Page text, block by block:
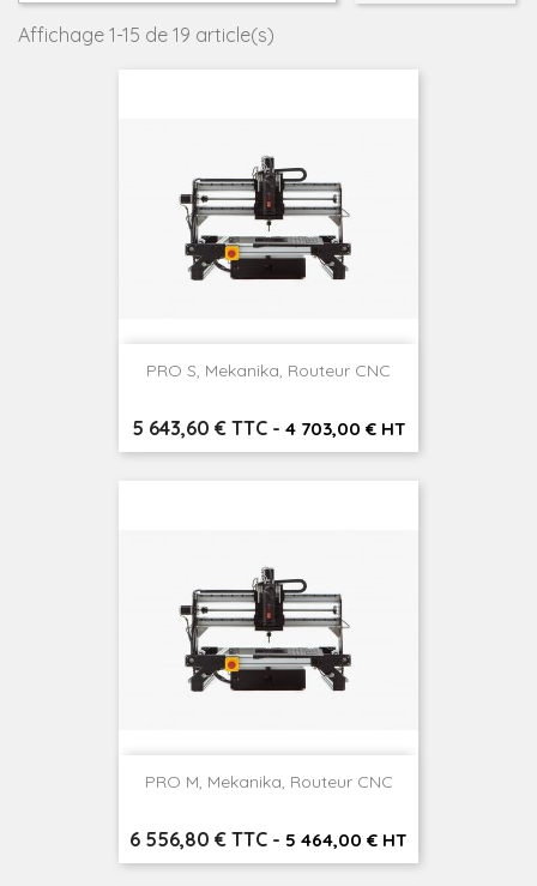
Affichage 1-15 de 19 article(s)
PRO S, Mekanika, Routeur CNC
Prix
5 643,60 € TTC - 4 703,00 € HT
PRO M, Mekanika, Routeur CNC
Prix
6 556,80 € TTC - 5 464,00 € HT